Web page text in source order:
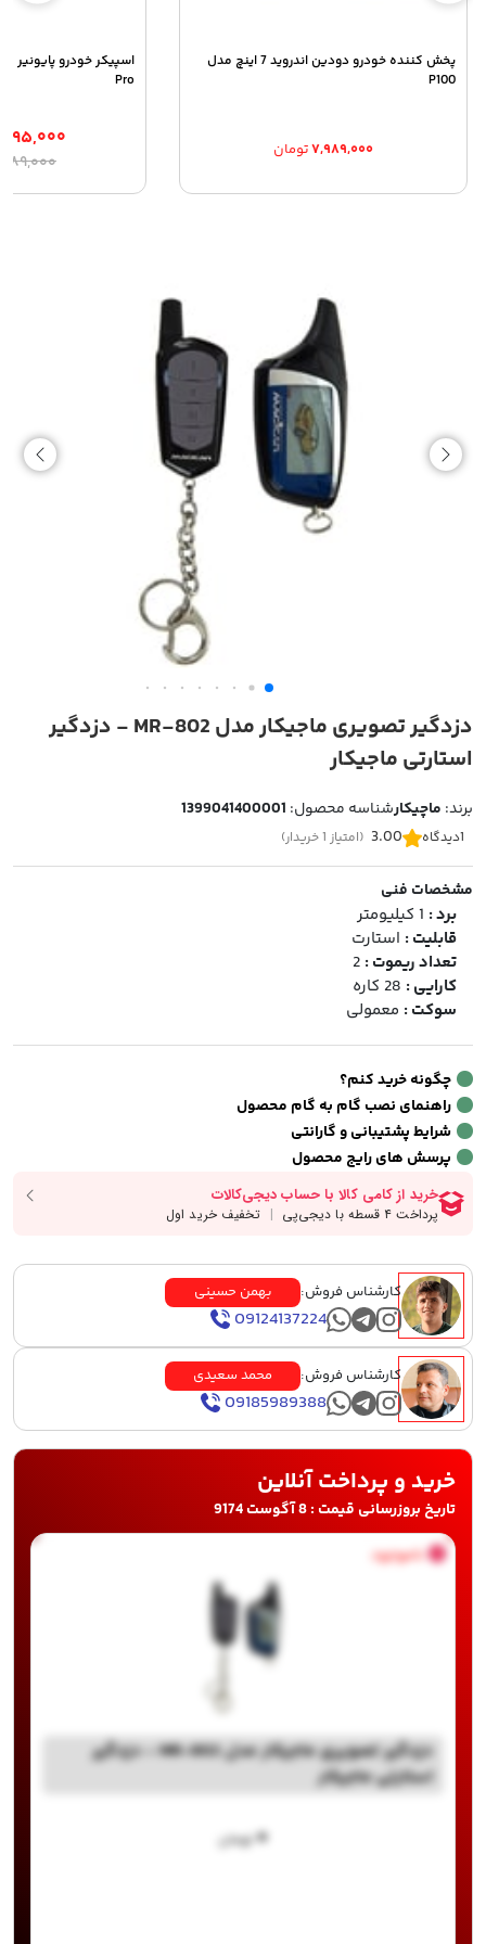
پخش کننده خودرو دودین اندروید 7 اینچ مدل
P100
۷,۹۸۹,۰۰۰تومان
Pro
دزدگیر تصویری ماجیکار مدل MR-802 - دزدگیر
استارتی ماجیکار
برند: ماچیکارشناسه محصول: 1399041400001
1دیدگاه 3.00 (امتیاز 1 خریدار)
مشخصات فنی
برد : 1 کیلیومتر
قابلیت : استارت
تعداد ریموت : 2
کارایی : 28 کاره
سوکت : معمولی
چگونه خرید کنم؟
راهنمای نصب گام به گام محصول
شرایط پشتیبانی و گارانتی
پرسش های رایج محصول
کارشناس فروش: بهمن حسینی
09124137224
کارشناس فروش: محمد سعیدی
09185989388
خرید و پرداخت آنلاین
تاریخ بروزرسانی قیمت : 8 آگوست 9174
ناموجود
دزدگیر تصویری ماجیکار مدل MR-802 - دزدگیر
استارتی ماجیکار
۰ تومان